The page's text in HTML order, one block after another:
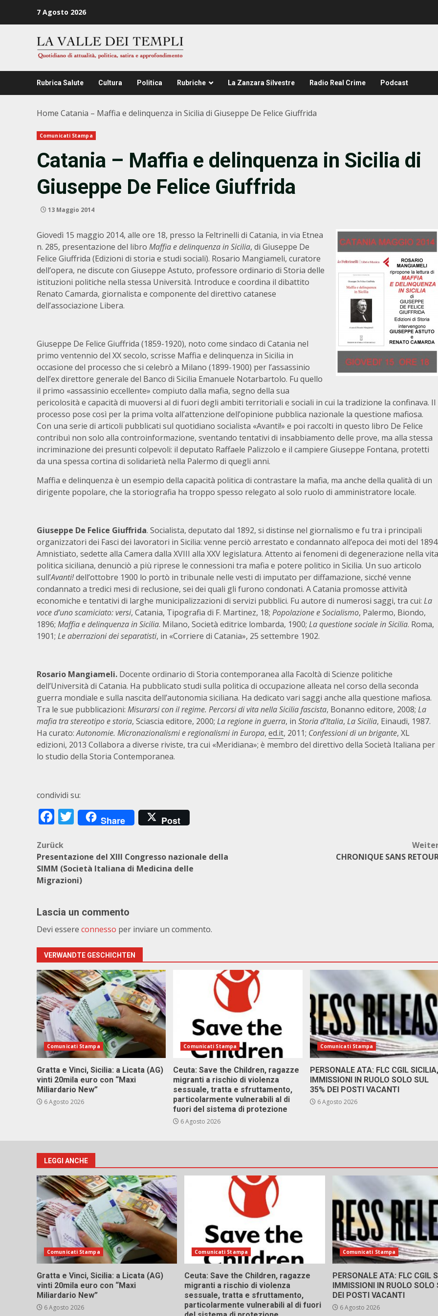
7 Agosto 2026
Rubrica Salute Cultura Politica Rubriche La Zanzara Silvestre Radio Real Crime Podcast
Home Catania – Maffia e delinquenza in Sicilia di Giuseppe De Felice Giuffrida
Comunicati Stampa
Catania – Maffia e delinquenza in Sicilia di
Giuseppe De Felice Giuffrida
13 Maggio 2014
Giovedì 15 maggio 2014, alle ore 18, presso la Feltrinelli di Catania, in via Etnea
n. 285, presentazione del libro Maffia e delinquenza in Sicilia, di Giuseppe De
Felice Giuffrida (Edizioni di storia e studi sociali). Rosario Mangiameli, curatore
dell’opera, ne discute con Giuseppe Astuto, professore ordinario di Storia delle
istituzioni politiche nella stessa Università. Introduce e coordina il dibattito
Renato Camarda, giornalista e componente del direttivo catanese
dell’associazione Libera.
Giuseppe De Felice Giuffrida (1859-1920), noto come sindaco di Catania nel
primo ventennio del XX secolo, scrisse Maffia e delinquenza in Sicilia in
occasione del processo che si celebrò a Milano (1899-1900) per l’assassinio
dell’ex direttore generale del Banco di Sicilia Emanuele Notarbartolo. Fu quello
il primo «assassinio eccellente» compiuto dalla mafia, segno della sua
pericolosità e capacità di muoversi al di fuori degli ambiti territoriali e sociali in cui la tradizione la confinava. Il
processo pose così per la prima volta all’attenzione dell’opinione pubblica nazionale la questione mafiosa.
Con una serie di articoli pubblicati sul quotidiano socialista «Avanti!» e poi raccolti in questo libro De Felice
contribuì non solo alla controinformazione, sventando tentativi di insabbiamento delle prove, ma alla stessa
incriminazione dei presunti colpevoli: il deputato Raffaele Palizzolo e il campiere Giuseppe Fontana, protetti
da una spessa cortina di solidarietà nella Palermo di quegli anni.
Maffia e delinquenza è un esempio della capacità politica di contrastare la mafia, ma anche della qualità di un
dirigente popolare, che la storiografia ha troppo spesso relegato al solo ruolo di amministratore locale.
Giuseppe De Felice Giuffrida. Socialista, deputato dal 1892, si distinse nel giornalismo e fu tra i principali
organizzatori dei Fasci dei lavoratori in Sicilia: venne perciò arrestato e condannato all’epoca dei moti del
Amnistiato, sedette alla Camera dalla XVIII alla XXV legislatura. Attento ai fenomeni di degenerazione nella vita
politica siciliana, denunciò a più riprese le connessioni tra mafia e potere politico in Sicilia. Un suo articolo
sull’Avanti!dell’ottobre 1900 lo portò in tribunale nelle vesti di imputato per diffamazione, sicché venne
condannato a tredici mesi di reclusione, sei dei quali gli furono condonati. A Catania promosse attività
economiche e tentativi di larghe municipalizzazioni di servizi pubblici. Fu autore di numerosi saggi, tra cui: La
voce d’uno scamiciato: versi, Catania, Tipografia di F. Martinez, 18; Popolazione e Socialismo, Palermo, Biondo,
1896; Maffia e delinquenza in Sicilia. Milano, Società editrice lombarda, 1900; La questione sociale in Sicilia. Roma,
1901; Le aberrazioni dei separatisti, in «Corriere di Catania», 25 settembre 1902.
Rosario Mangiameli. Docente ordinario di Storia contemporanea alla Facoltà di Scienze politiche
dell’Università di Catania. Ha pubblicato studi sulla politica di occupazione alleata nel corso della seconda
guerra mondiale e sulla nascita dell’autonomia siciliana. Ha dedicato vari saggi anche alla questione mafiosa.
Tra le sue pubblicazioni: Misurarsi con il regime. Percorsi di vita nella Sicilia fascista, Bonanno editore, 2008; La
mafia tra stereotipo e storia, Sciascia editore, 2000; La regione in guerra, in Storia d’Italia, La Sicilia, Einaudi, 1987.
Ha curato:Autonomie. Micronazionalismi e regionalismi in Europa, ed.it, 2011; Confessioni di un brigante, XL
edizioni, 2013 Collabora a diverse riviste, tra cui «Meridiana»; è membro del direttivo della Società Italiana per
lo studio della Storia Contemporanea.
condividi su:
Facebook
Twitter
Share Post
Beitragsnavigation
Zurück
Presentazione del XIII Congresso nazionale della
SIMM (Società Italiana di Medicina delle
Migrazioni)
CHRONIQUE SANS
Lascia un commento
Devi essere connesso per inviare un commento.
VERWANDTE GESCHICHTEN
Comunicati Stampa
Gratta e Vinci, Sicilia: a Licata (AG)
vinti 20mila euro con “Maxi
Miliardario New”
6 Agosto 2026
Comunicati Stampa
Ceuta: Save the Children, ragazze
migranti a rischio di violenza
sessuale, tratta e sfruttamento,
particolarmente vulnerabili al di
fuori del sistema di protezione
6 Agosto 2026
Comunicati Stampa
PERSONALE ATA: FLC CGIL SICILIA,
IMMISSIONI IN RUOLO SOLO SUL
35% DEI POSTI VACANTI
6 Agosto 2026
LEGGI ANCHE
Comunicati Stampa
Gratta e Vinci, Sicilia: a Licata (AG)
vinti 20mila euro con “Maxi
Miliardario New”
6 Agosto 2026
Comunicati Stampa
Ceuta: Save the Children, ragazze
migranti a rischio di violenza
sessuale, tratta e sfruttamento,
particolarmente vulnerabili al di fuori
Comunicati Stampa
PERSONALE ATA: FLC CGIL
IMMISSIONI IN RUOLO SOLO
DEI POSTI VACANTI
6 Agosto 2026